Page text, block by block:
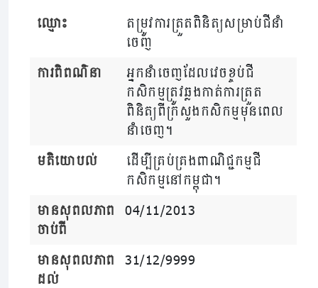
ឈ្មោះ
តម្រូវការត្រួតពិនិត្យសម្រាប់ជីនាំ
ចេញ
ការពិពណ៌នា
អ្នកនាំចេញដែលវេចខ្ចប់ជី
កសិកម្មត្រូវឆ្លងកាត់ការត្រួត
ពិនិត្យពីក្រសួងកសិកម្មមុនពេល
នាំចេញ។
មតិយោបល់
ដើម្បីគ្រប់គ្រងពាណិជ្ជកម្មជី
កសិកម្មនៅកម្ពុជា។
មានសុពលភាព
ចាប់ពី
04/11/2013
មានសុពលភាព
ដល់
31/12/9999